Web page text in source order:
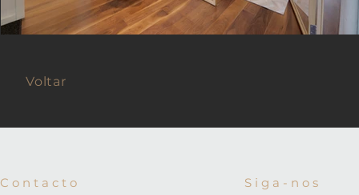
Voltar
C o n t a c t o S i g a - n o s